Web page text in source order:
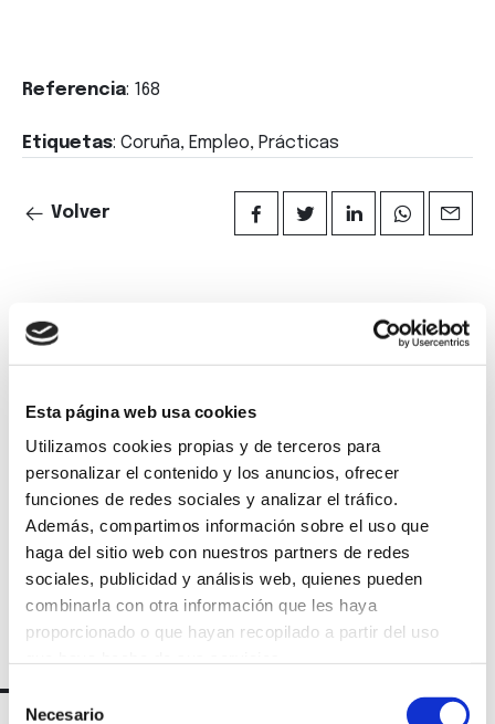
Esta página web usa cookies
Utilizamos cookies propias y de terceros para
personalizar el contenido y los anuncios, ofrecer
funciones de redes sociales y analizar el tráfico.
Además, compartimos información sobre el uso que
haga del sitio web con nuestros partners de redes
sociales, publicidad y análisis web, quienes pueden
combinarla con otra información que les haya
proporcionado o que hayan recopilado a partir del uso
Selección
Necesario
Referencia: 168
Etiquetas: Coruña, Empleo, Prácticas
Volver
Suscríbete a
nuestra
newsletter